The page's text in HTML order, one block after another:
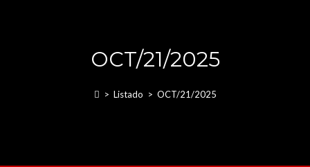
OCT/21/2025
> Listado > OCT/21/2025